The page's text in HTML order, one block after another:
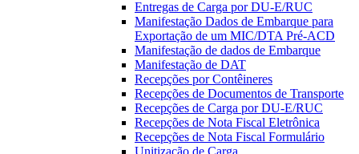
Entregas de Carga por DU-E/RUC
Manifestação Dados de Embarque para
Exportação de um MIC/DTA Pré-ACD
Manifestação de dados de Embarque
Manifestação de DAT
Recepções por Contêineres
Recepções de Documentos de Transporte
Recepções de Carga por DU-E/RUC
Recepções de Nota Fiscal Eletrônica
Recepções de Nota Fiscal Formulário
Unitização de Carga